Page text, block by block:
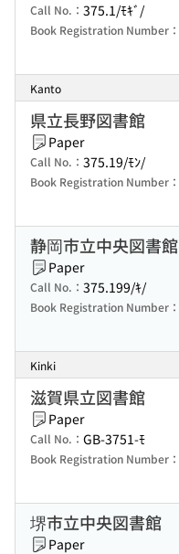
Call No.： 375.1/ﾓｷﾞ/
Book Registration Number：
Kanto
県立長野図書館
Paper
Call No.： 375.19/ﾓﾝ/
Book Registration Number：
静岡市立中央図書館
Paper
Call No.： 375.199/ｷ/
Book Registration Number：
Kinki
滋賀県立図書館
Paper
Call No.： GB-3751-ﾓ
Book Registration Number：
堺市立中央図書館
Paper